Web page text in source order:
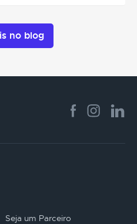
no blog
Seja um Parceiro